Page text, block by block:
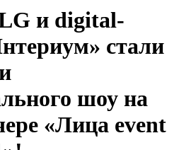
и digital-
стали
шоу на
«Лица event